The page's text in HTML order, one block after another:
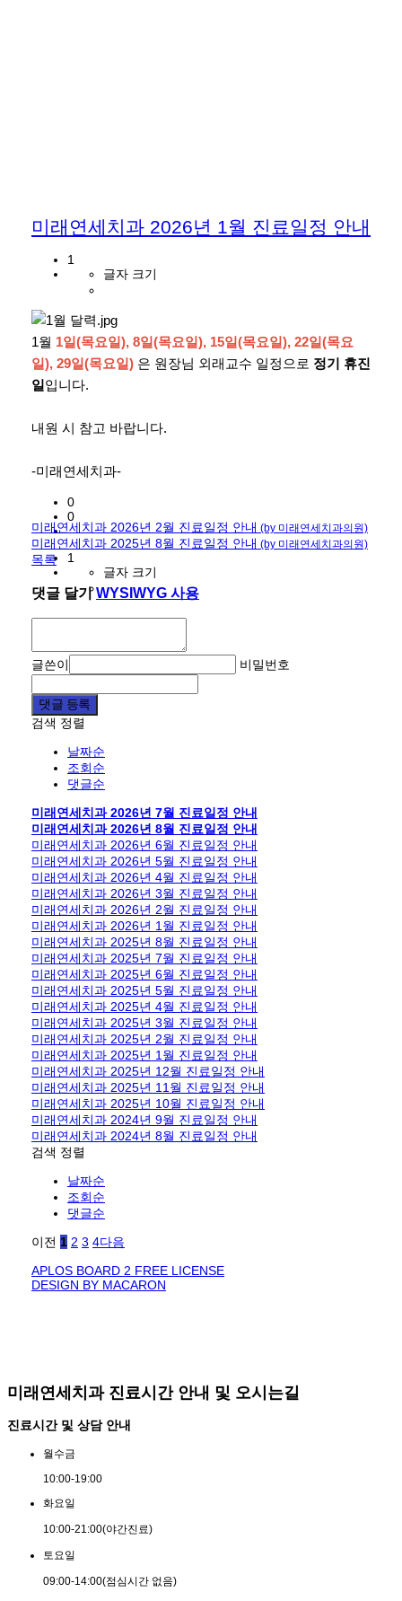
미래연세치과 2026년 1월 진료일정 안내
1
글자 크기
1월 1일(목요일), 8일(목요일), 15일(목요일), 22일(목요
일), 29일(목요일) 은 원장님 외래교수 일정으로 정기 휴진
일입니다.
내원 시 참고 바랍니다.
-미래연세치과-
0
0
1
글자 크기
미래연세치과 2026년 2월 진료일정 안내 (by 미래연세치과의원)
미래연세치과 2025년 8월 진료일정 안내 (by 미래연세치과의원)
목록
댓글 달기WYSIWYG 사용
글쓴이 비밀번호
댓글 등록
검색 정렬
날짜순
조회순
댓글순
미래연세치과 2026년 7월 진료일정 안내
미래연세치과 2026년 8월 진료일정 안내
미래연세치과 2026년 6월 진료일정 안내
미래연세치과 2026년 5월 진료일정 안내
미래연세치과 2026년 4월 진료일정 안내
미래연세치과 2026년 3월 진료일정 안내
미래연세치과 2026년 2월 진료일정 안내
미래연세치과 2026년 1월 진료일정 안내
미래연세치과 2025년 8월 진료일정 안내
미래연세치과 2025년 7월 진료일정 안내
미래연세치과 2025년 6월 진료일정 안내
미래연세치과 2025년 5월 진료일정 안내
미래연세치과 2025년 4월 진료일정 안내
미래연세치과 2025년 3월 진료일정 안내
미래연세치과 2025년 2월 진료일정 안내
미래연세치과 2025년 1월 진료일정 안내
미래연세치과 2025년 12월 진료일정 안내
미래연세치과 2025년 11월 진료일정 안내
미래연세치과 2025년 10월 진료일정 안내
미래연세치과 2024년 9월 진료일정 안내
미래연세치과 2024년 8월 진료일정 안내
검색 정렬
날짜순
조회순
댓글순
이전 1 2 3 4다음
APLOS BOARD 2 FREE LICENSE
DESIGN BY MACARON
미래연세치과 진료시간 안내 및 오시는길
진료시간 및 상담 안내
월수금
10:00-19:00
화요일
10:00-21:00(야간진료)
토요일
09:00-14:00(점심시간 없음)